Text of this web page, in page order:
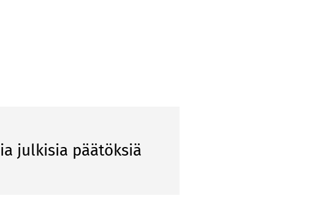
julkisia päätöksiä